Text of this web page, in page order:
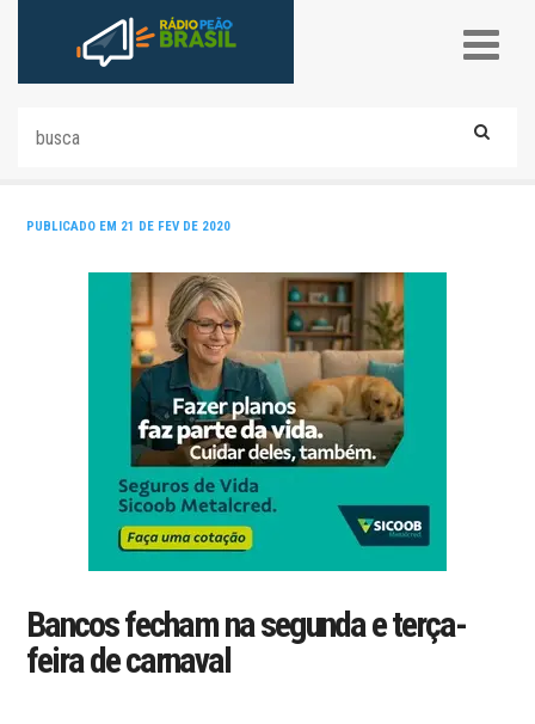
PUBLICADO EM 21 DE FEV DE 2020
Bancos fecham na segunda e terça-
feira de carnaval